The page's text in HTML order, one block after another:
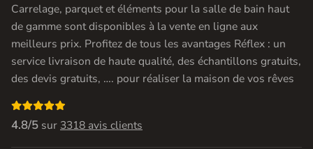
Carrelage, parquet et éléments pour la salle de bain haut
de gamme sont disponibles à la vente en ligne aux
meilleurs prix. Profitez de tous les avantages Réflex : un
service livraison de haute qualité, des échantillons gratuits,
des devis gratuits, …. pour réaliser la maison de vos rêves

4.8/5 sur 3318 avis clients